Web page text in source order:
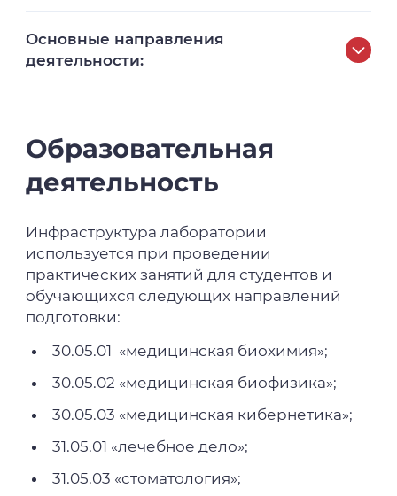
Основные направления
деятельности:
развитии и прогрессировании
инфекционных заболеваний человека;
Разработка неинвазивных подходов к
нарушений при хронических
инфекционных и неинфекционных
заболеваниях человека;
Поиск молекулярно-генетических
нарушений, возможности их
коррекции под влиянием микроРНК в
адипоцитов под влиянием наноцастиц
железа и алюминия в условиях in vitro.
Образовательная
деятельность
Инфраструктура лаборатории
используется при проведении
практических занятий для студентов и
обучающихся следующих направлений
подготовки:
30.05.01 «медицинская биохимия»;
30.05.02 «медицинская биофизика»;
30.05.03 «медицинская кибернетика»;
31.05.01 «лечебное дело»;
31.05.03 «стоматология»;